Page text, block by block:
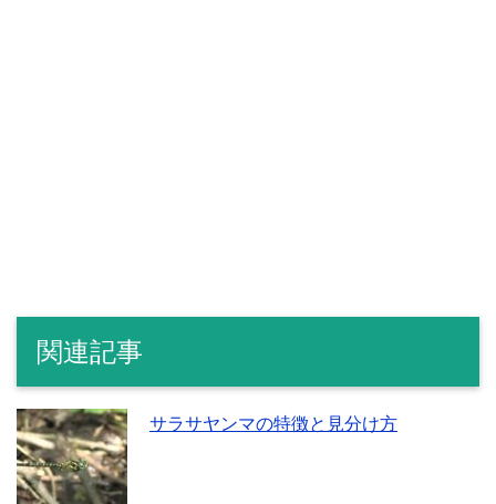
関連記事
サラサヤンマの特徴と見分け方